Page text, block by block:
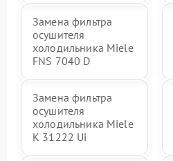
Замена фильтра
осушителя
холодильника Miele
FNS 7040 D
Замена фильтра
осушителя
холодильника Miele
K 31222 Ui